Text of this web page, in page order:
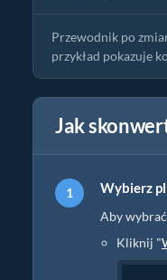
Przewodnik po
przykład pokazuje
Jak
Wybierz
Aby
Kliknij "